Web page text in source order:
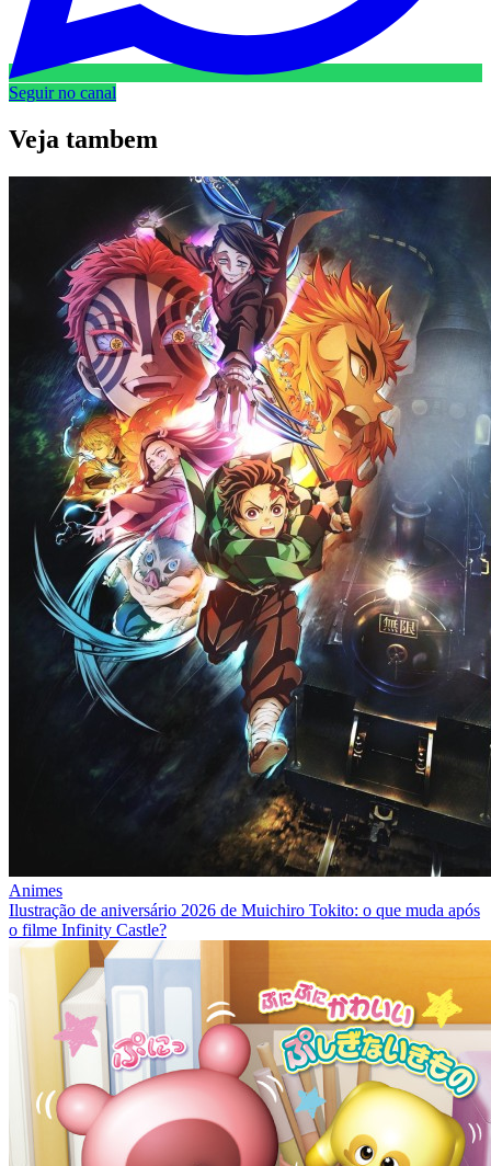
Seguir no canal
Veja tambem
Animes
Ilustração de aniversário 2026 de Muichiro Tokito: o que muda após
o filme Infinity Castle?